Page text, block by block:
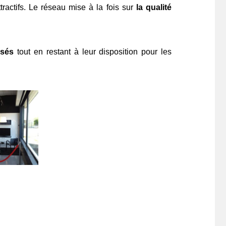
Le réseau mise à la fois surla qualité
tout en restant à leur disposition pour les